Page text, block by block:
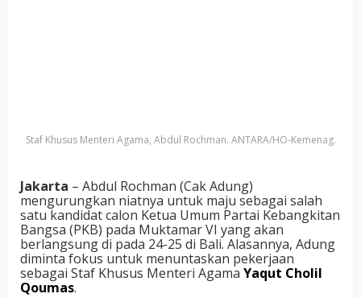
Staf Khusus Menteri Agama, Abdul Rochman. ANTARA/HO-Kemenag.
Jakarta – Abdul Rochman (Cak Adung)
mengurungkan niatnya untuk maju sebagai salah
satu kandidat calon Ketua Umum Partai Kebangkitan
Bangsa (PKB) pada Muktamar VI yang akan
berlangsung di pada 24-25 di Bali. Alasannya, Adung
diminta fokus untuk menuntaskan pekerjaan
sebagai Staf Khusus Menteri Agama Yaqut Cholil
Qoumas.